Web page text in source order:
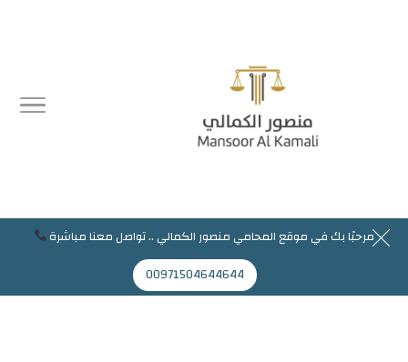
مرحبًا بك في موقع المحامي منصور الكمالي .. تواصل معنا مباشرة
00971504644644
مرحبا بك في موقع المحامي منصور الكمالي
00971504644644
Mansoor@jaflaws.com